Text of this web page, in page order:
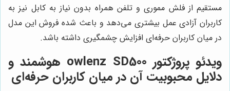
مستقیم از فلش مموری و تلفن همراه بدون نیاز به کابل نیز به
کاربران آزادی عمل بیشتری می‌دهد و باعث شده فروش این مدل
در میان کاربران حرفه‌ای افزایش چشمگیری داشته باشد.
ویدئو پروژکتور owlenz SD500 هوشمند و
دلایل محبوبیت آن در میان کاربران حرفه‌ای